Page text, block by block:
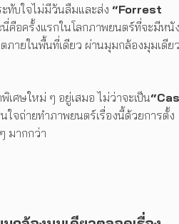
ทับใจไม่มีวันลืมและส่ง “Forrest
นี่คือครั้งแรกในโลกภาพยนตร์ที่จะมีหนั
ภายในพื้นที่เดียว ผ่านมุมกล้องมุมเดียว
เศษใหม่ ๆ อยู่เสมอ ไม่ว่าจะเป็น
ใจถ่ายทำภาพยนตร์เรื่องนี้ด้วยการตั้ง
มากกว่า